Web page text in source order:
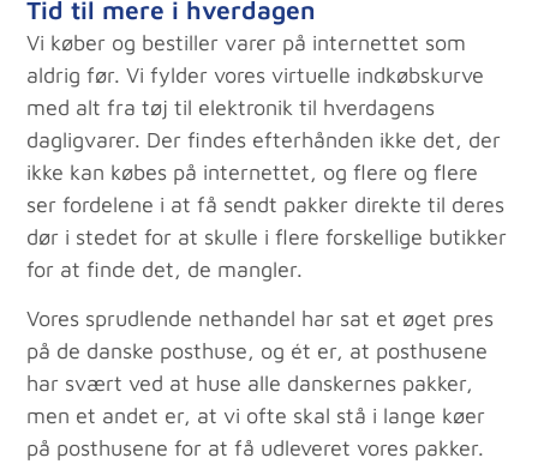
Tid til mere i hverdagen
Vi køber og bestiller varer på internettet som
aldrig før. Vi fylder vores virtuelle indkøbskurve
med alt fra tøj til elektronik til hverdagens
dagligvarer. Der findes efterhånden ikke det, der
ikke kan købes på internettet, og flere og flere
ser fordelene i at få sendt pakker direkte til deres
dør i stedet for at skulle i flere forskellige butikker
for at finde det, de mangler.
Vores sprudlende nethandel har sat et øget pres
på de danske posthuse, og ét er, at posthusene
har svært ved at huse alle danskernes pakker,
men et andet er, at vi ofte skal stå i lange køer
på posthusene for at få udleveret vores pakker.